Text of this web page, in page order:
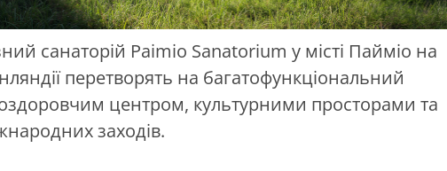
санаторій Paimio Sanatorium у місті Пайміо на
перетворять на багатофункціональний
оздоровчим центром, культурними просторами та
заходів.